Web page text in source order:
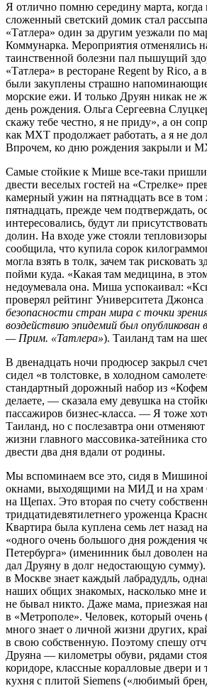
Я отлично помню середину марта, когда
сложенный светский домик стал
«Татлера» один за другим уезжали по
Коммунарка. Мероприятия отменялись
таинственной болезни пал пышущий
«Татлера» в ресторане Regent by Rico, а
были закуплены страшно
морские ежи. И только Друян никак не
день рождения. Ольга Сергеевна
скажу тебе честно, я не приду», а он
как МХТ продолжает работать, а я не
Впрочем, ко дню рождения закрыли и
Самые стойкие к Мише все-таки
двести веселых гостей на «Стрелке»
камерный ужин на пятнадцать все в
пятнадцать, прежде чем подтверждать,
интересовались, будут ли
долин. На входе уже стояли
сообщила, что купила сорок
могла взять в толк, зачем так рисковать
пойми куда. «Какая там медицина, в
недоумевала она. Миша успокаивал:
проверял рейтинг Университета
безопасности стран мира с точки
воздействию эпидемий был опубликован
— Прим. «Татлера»). Таиланд там на
В двенадцать ночи продюсер закрыл
сидел «в толстовке, в холодном
стандартный дорожный набор из
делаете, — сказала ему девушка на
пассажиров бизнес-класса. — Я тоже
Таиланд, но с послезавтра они
жизни главного массовика-затейника
двести два дня вдали от родины.
Мы вспоминаем все это, сидя в
окнами, выходящими на МИД и на храм
на Щепах. Это вторая по счету
тридцатидевятилетнего уроженца
Квартира была куплена семь лет назад
«одного очень большого дня рождения
Петербурга» (именинник был доволен
дал Друяну в долг недостающую
в Москве знает каждый лабрадудль,
наших общих знакомых, насколько мне
не бывал никто. Даже мама, приезжая
в «Метрополе». Человек, который
много знает о личной жизни других,
в свою собственную. Поэтому спешу
Друяна — километры обуви, рядами
коридоре, классные коралловые двери и
кухня с плитой Siemens («любимый